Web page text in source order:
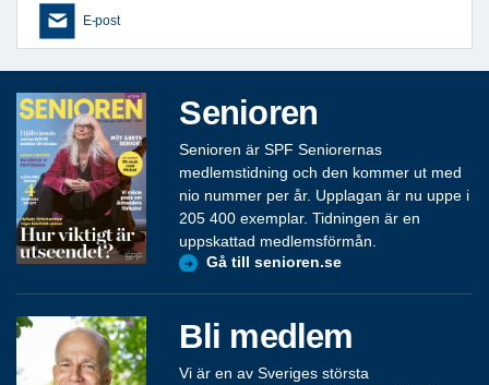
E-post
Senioren
Senioren är SPF Seniorernas
medlemstidning och den kommer ut med
nio nummer per år. Upplagan är nu uppe i
205 400 exemplar. Tidningen är en
uppskattad medlemsförmån.
Gå till senioren.se
Bli medlem
Vi är en av Sveriges största